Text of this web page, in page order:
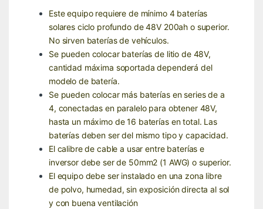
Este equipo requiere de mínimo 4 baterías
solares ciclo profundo de 48V 200ah o superior.
No sirven baterías de vehículos.
Se pueden colocar baterías de litio de 48V,
cantidad máxima soportada dependerá del
modelo de batería.
Se pueden colocar más baterías en series de a
4, conectadas en paralelo para obtener 48V,
hasta un máximo de 16 baterías en total. Las
baterías deben ser del mismo tipo y capacidad.
El calibre de cable a usar entre baterías e
inversor debe ser de 50mm2 (1 AWG) o superior.
El equipo debe ser instalado en una zona libre
de polvo, humedad, sin exposición directa al sol
y con buena ventilación